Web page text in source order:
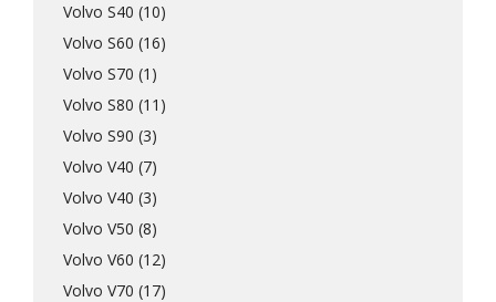
Volvo S40 (10)
Volvo S60 (16)
Volvo S70 (1)
Volvo S80 (11)
Volvo S90 (3)
Volvo V40 (7)
Volvo V40 (3)
Volvo V50 (8)
Volvo V60 (12)
Volvo V70 (17)